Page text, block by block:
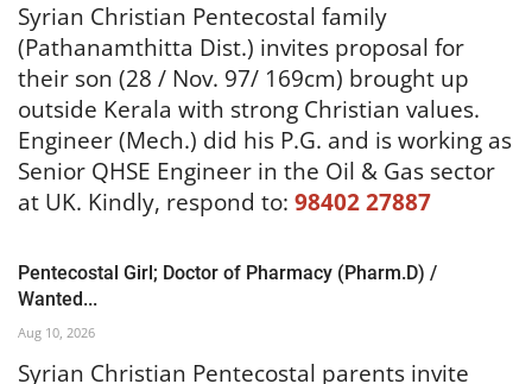
Syrian Christian Pentecostal family
(Pathanamthitta Dist.) invites proposal for
their son (28 / Nov. 97/ 169cm) brought up
outside Kerala with strong Christian values.
Engineer (Mech.) did his P.G. and is working as
Senior QHSE Engineer in the Oil & Gas sector
at UK. Kindly, respond to: 98402 27887
Pentecostal Girl; Doctor of Pharmacy (Pharm.D) /
Wanted...
Aug 10, 2026
Syrian Christian Pentecostal parents invite